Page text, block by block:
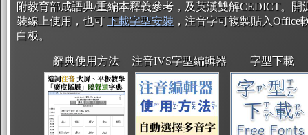
附教育部成語典/重編本釋義參考，及英漢雙解CEDICT。開
裝線上使用，也可 下載字型安裝 ，注音字可複製貼入Office
白板。
辭典使用方法 注音IVS字型編輯器 字型下載